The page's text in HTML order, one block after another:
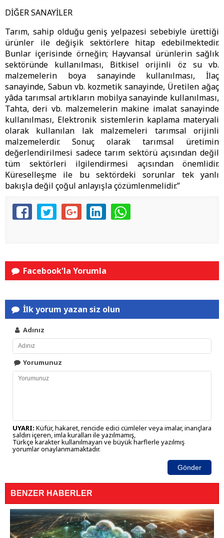
DİĞER SANAYİLER
Tarım, sahip olduğu geniş yelpazesi sebebiyle ürettiği
ürünler ile değişik sektörlere hitap edebilmektedir.
Bunlar içerisinde örneğin; Hayvansal ürünlerin sağlık
sektöründe kullanılması, Bitkisel orijinli öz su vb.
malzemelerin boya sanayinde kullanılması, İlaç
sanayinde, Sabun vb. kozmetik sanayinde, Üretilen ağaç
yâda tarımsal artıkların mobilya sanayinde kullanılması,
Tahta, deri vb. malzemelerin makine imalat sanayinde
kullanılması, Elektronik sistemlerin kaplama materyali
olarak kullanılan lak malzemeleri tarımsal orijinli
malzemelerdir. Sonuç olarak tarımsal üretimin
değerlendirilmesi sadece tarım sektörü açısından değil
tüm sektörleri ilgilendirmesi açısından önemlidir.
Küreselleşme ile bu sektördeki sorunlar tek yanlı
bakışla değil çoğul anlayışla çözümlenmelidir.”
Facebook'la Yorumla
İlk yorum yazan siz olun
Adınız
Yorumunuz
UYARI: Küfür, hakaret, rencide edici cümleler veya imalar, inançlara
saldırı içeren, imla kuralları ile yazılmamış,
Türkçe karakter kullanılmayan ve büyük harflerle yazılmış
yorumlar onaylanmamaktadır.
Gönder
BENZER HABERLER